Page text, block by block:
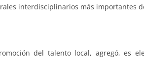
interdisciplinarios más importantes
del talento local, agregó, es